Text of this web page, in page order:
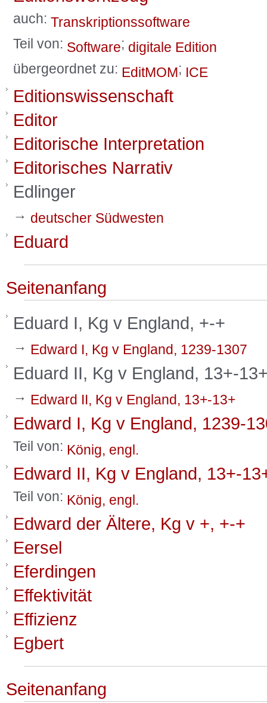
auch: Transkriptionssoftware
Teil von: Software; digitale Edition
übergeordnet zu: EditMOM; ICE
Editionswissenschaft
Editor
Editorische Interpretation
Editorisches Narrativ
Edlinger
→ deutscher Südwesten
Eduard
Seitenanfang
Eduard I, Kg v England, +-+
→ Edward I, Kg v England, 1239-1307
Eduard II, Kg v England, 13+-
→ Edward II, Kg v England, 13+-13+
Edward I, Kg v England, 1239-
Teil von: König, engl.
Edward II, Kg v England, 13+-
Teil von: König, engl.
Edward der Ältere, Kg v +, +-+
Eersel
Eferdingen
Effektivität
Effizienz
Egbert
Seitenanfang